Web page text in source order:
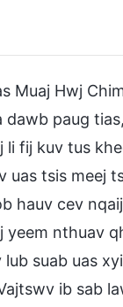
Muaj Hwj
paug
fij kuv tus
uas tsis meej
hauv cev
yeem nthuav
suab uas
ib sab